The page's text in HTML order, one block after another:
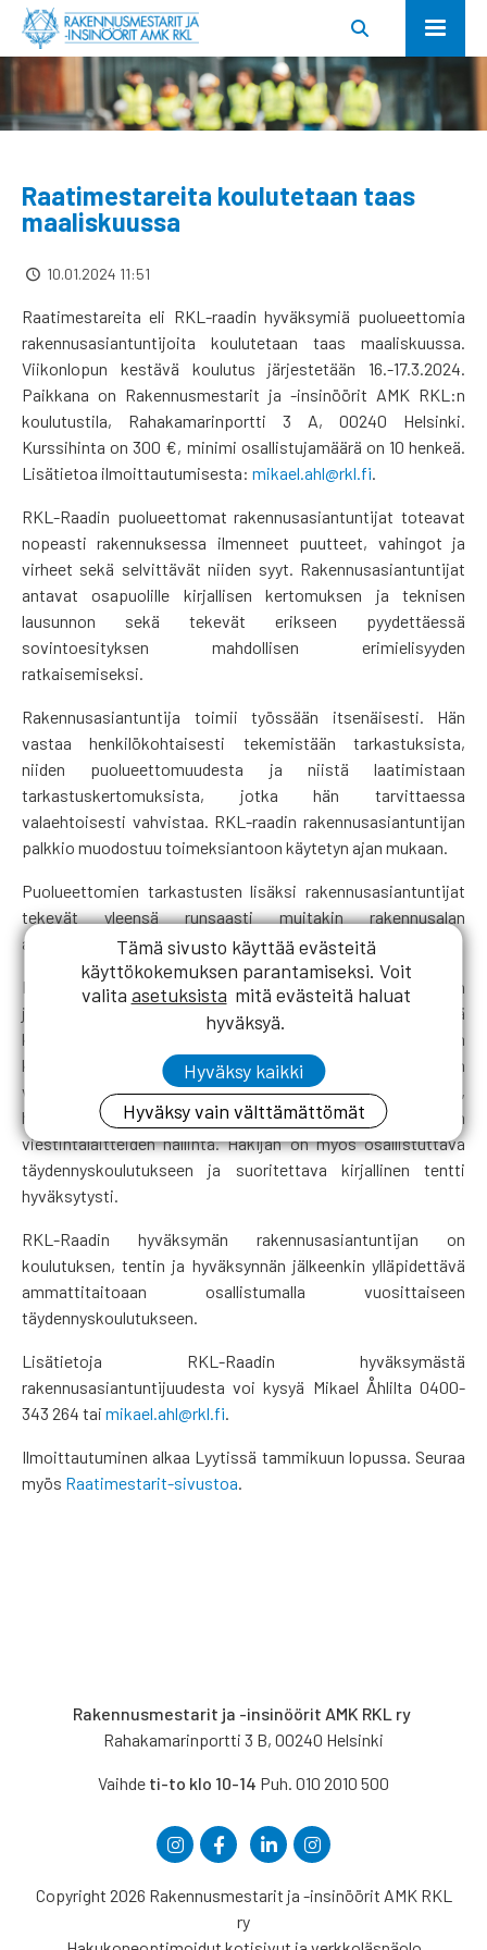
Raatimestareita koulutetaan taas
maaliskuussa
10.01.2024 11:51
Raatimestareita eli RKL-raadin hyväksymiä puolueettomia
rakennusasiantuntijoita koulutetaan taas maaliskuussa.
Viikonlopun kestävä koulutus järjestetään 16.-17.3.2024.
Paikkana on Rakennusmestarit ja -insinöörit AMK RKL:n
koulutustila, Rahakamarinportti 3 A, 00240 Helsinki.
Kurssihinta on 300 €, minimi osallistujamäärä on 10 henkeä.
Lisätietoa ilmoittautumisesta: mikael.ahl@rkl.fi.
RKL-Raadin puolueettomat rakennusasiantuntijat toteavat
nopeasti rakennuksessa ilmenneet puutteet, vahingot ja
virheet sekä selvittävät niiden syyt. Rakennusasiantuntijat
antavat osapuolille kirjallisen kertomuksen ja teknisen
lausunnon sekä tekevät erikseen pyydettäessä
sovintoesityksen mahdollisen erimielisyyden
ratkaisemiseksi.
Rakennusasiantuntija toimii työssään itsenäisesti. Hän
vastaa henkilökohtaisesti tekemistään tarkastuksista,
niiden puolueettomuudesta ja niistä laatimistaan
tarkastuskertomuksista, jotka hän tarvittaessa
valaehtoisesti vahvistaa. RKL-raadin rakennusasiantuntijan
palkkio muodostuu toimeksiantoon käytetyn ajan mukaan.
Puolueettomien tarkastusten lisäksi rakennusasiantuntijat
tekevät yleensä runsaasti muitakin rakennusalan
asiantuntijatehtäviä, joihin kurssi antaa myös hyvän pohjan.
RKL-raadin rakennusasiantuntijaksi voidaan hyväksyä RKL:n
jäsenyhdistyksen jäsen, jolla on rakennusmestarin tai sitä
korkeampi rakennusalan koulutus ja joka on maksanut RKL:n
kuluvan vuoden vuosimaksun. Lisäksi häneltä vaaditaan
vähintään kymmenen vuoden työkokemus rakennusalalta,
hyvä suullinen ja kirjallinen esiintymistaito, atk- ja muiden
viestintälaitteiden hallinta. Hakijan on myös osallistuttava
täydennyskoulutukseen ja suoritettava kirjallinen tentti
hyväksytysti.
RKL-Raadin hyväksymän rakennusasiantuntijan on
koulutuksen, tentin ja hyväksynnän jälkeenkin ylläpidettävä
ammattitaitoaan osallistumalla vuosittaiseen
täydennyskoulutukseen.
Lisätietoja RKL-Raadin hyväksymästä
rakennusasiantuntijuudesta voi kysyä Mikael Åhlilta 0400-
343 264 tai mikael.ahl@rkl.fi.
Ilmoittautuminen alkaa Lyytissä tammikuun lopussa. Seuraa
myös Raatimestarit-sivustoa.
Rakennusmestarit ja -insinöörit AMK RKL ry
Rahakamarinportti 3 B, 00240 Helsinki
Vaihde ti-to klo 10-14 Puh. 010 2010 500
Copyright 2026 Rakennusmestarit ja -insinöörit AMK RKL
ry
Tämä sivusto käyttää evästeitä
käyttökokemuksen parantamiseksi. Voit
valita asetuksista mitä evästeitä haluat
hyväksyä.
Hyväksy kaikki
Hyväksy vain välttämättömät